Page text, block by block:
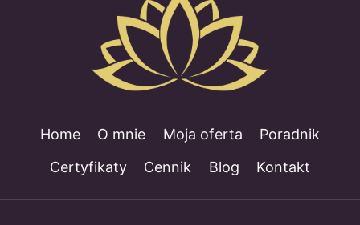
Home O mnie Moja oferta
Poradnik
Certyfikaty
Cennik Blog Kontakt